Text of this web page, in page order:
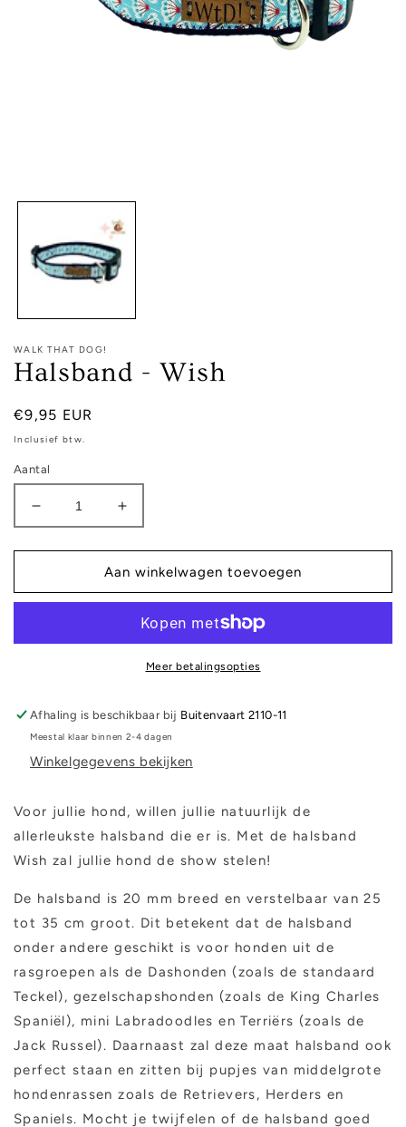
WALK THAT DOG!
Halsband - Wish
Normale
prijs
€9,95 EUR
Inclusief btw.
Aantal
Aantal
verlagen
voor
-
Aantal
verhogen
voor
Halsband
-
Aan winkelwagen toevoegen
Meer betalingsopties
Afhaling is beschikbaar bij Buitenvaart 2110-11
Meestal klaar binnen 2-4 dagen
Winkelgegevens bekijken
Voor jullie hond, willen jullie natuurlijk de
allerleukste halsband die er is. Met de halsband
Wish zal jullie hond de show stelen!
De halsband is 20 mm breed en verstelbaar van 25
tot 35 cm groot. Dit betekent dat de halsband
onder andere geschikt is voor honden uit de
rasgroepen als de Dashonden (zoals de standaard
Teckel), gezelschapshonden (zoals de King Charles
Spaniël), mini Labradoodles en Terriërs (zoals de
Jack Russel). Daarnaast zal deze maat halsband ook
perfect staan en zitten bij pupjes van middelgrote
hondenrassen zoals de Retrievers, Herders en
Spaniels. Mocht je twijfelen of de halsband goed